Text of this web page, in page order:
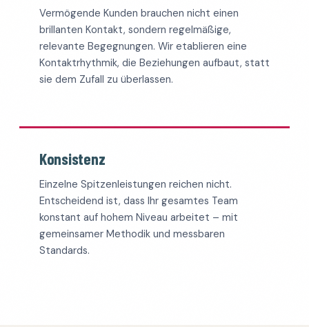
Vermögende Kunden brauchen nicht einen
brillanten Kontakt, sondern regelmäßige,
relevante Begegnungen. Wir etablieren eine
Kontaktrhythmik, die Beziehungen aufbaut, statt
sie dem Zufall zu überlassen.
Konsistenz
Einzelne Spitzenleistungen reichen nicht.
Entscheidend ist, dass Ihr gesamtes Team
konstant auf hohem Niveau arbeitet – mit
gemeinsamer Methodik und messbaren
Standards.